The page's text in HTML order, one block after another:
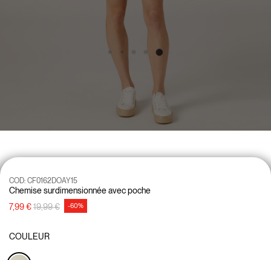
Chemise surdimensionnée avec poche
COD: CF0162DOAY15
7,99 €Prix réduit de
19,99 €à -60%
COULEUR